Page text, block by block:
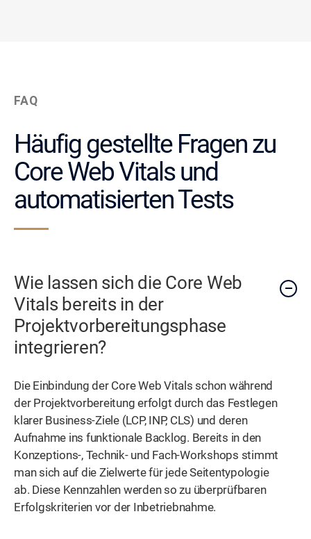
FAQ
Häufig gestellte Fragen zu
Core Web Vitals und
automatisierten Tests
Wie lassen sich die Core Web
Vitals bereits in der
Projektvorbereitungsphase
integrieren?
Die Einbindung der Core Web Vitals schon während
der Projektvorbereitung erfolgt durch das Festlegen
klarer Business-Ziele (LCP, INP, CLS) und deren
Aufnahme ins funktionale Backlog. Bereits in den
Konzeptions-, Technik- und Fach-Workshops stimmt
man sich auf die Zielwerte für jede Seitentypologie
ab. Diese Kennzahlen werden so zu überprüfbaren
Erfolgskriterien vor der Inbetriebnahme.